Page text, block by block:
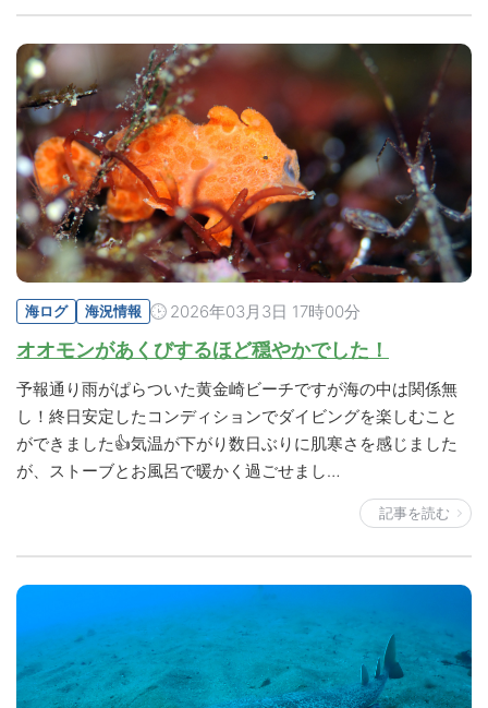
海ログ 海況情報 2026年03月3日 17時00分
オオモンがあくびするほど穏やかでした！
予報通り雨がぱらついた黄金崎ビーチですが海の中は関係無
し！終日安定したコンディションでダイビングを楽しむこと
ができました👍気温が下がり数日ぶりに肌寒さを感じました
が、ストーブとお風呂で暖かく過ごせまし…
記事を読む